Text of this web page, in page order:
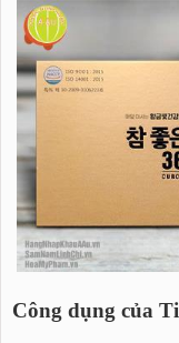
Công dụng của